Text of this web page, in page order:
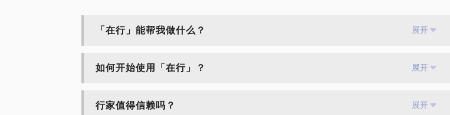
「在行」能帮我做什么？ 展开
如何开始使用「在行」？ 展开
行家值得信赖吗？ 展开